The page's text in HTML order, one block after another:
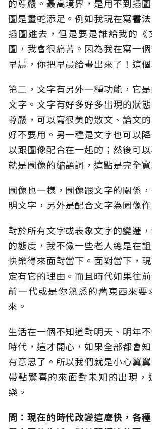
的尊嚴。最高境界，是用不到插
圖是畫蛇添足。例如我現在寫書
插圖進去，但是要是誰給我的《
圖，我會很痛苦。因為我在寫一
早晨，你把早晨給畫出來了！這個
第二，文字有另外一種功能，它
文字。文字有好多好多出現的狀
尊嚴，可以寫很美的散文、論文
好不要用。另一種是文字也可以
以跟圖像配合在一起的；然後可
就是圖像的縮語詞，這點是完全寬
圖像也一樣，圖像跟文字的關係
明文字，另外是配合文字為圖像
對於所有文字或表象文字的變遷
的態度，我不像一些老人總是在
快樂得來面對當下。面對當下，
定有它的理由。而且時代如果往
前一代或是你熟悉的舊東西來要
來。
生活在一個不知道對明天、明年
時代，這才開心，如果全部都會
有意思了。所以我們就是小心翼
帶點驚喜的來面對未知的出現，
樂。
問：現在的時代改變這麼快，各